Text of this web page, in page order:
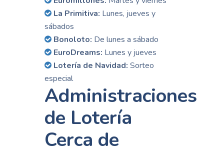
La Primitiva: Lunes, jueves y
sábados
Bonoloto: De lunes a sábado
EuroDreams: Lunes y jueves
Lotería de Navidad: Sorteo
especial
Administraciones
de Lotería
Cerca de